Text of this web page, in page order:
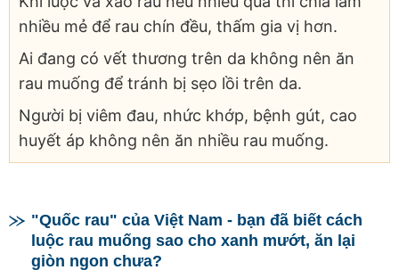
nhiều mẻ để rau chín đều, thấm gia vị hơn.
Ai đang có vết thương trên da không nên ăn
rau muống để tránh bị sẹo lồi trên da.
Người bị viêm đau, nhức khớp, bệnh gút, cao
huyết áp không nên ăn nhiều rau muống.
"Quốc rau" của Việt Nam - bạn đã biết cách
luộc rau muống sao cho xanh mướt, ăn lại
giòn ngon chưa?